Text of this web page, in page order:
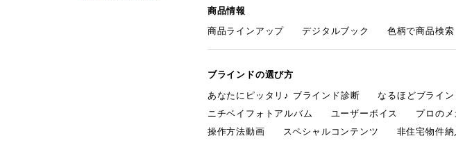
商品情報
商品ラインアップ
デジタルブック 色柄で商品検索
ブラインドの選び方
あなたにピッタリ♪ ブラインド診断
なるほどブライン
ニチベイフォトアルバム
ユーザーボイス プロの
操作方法動画
スペシャルコンテンツ 非住宅物件納